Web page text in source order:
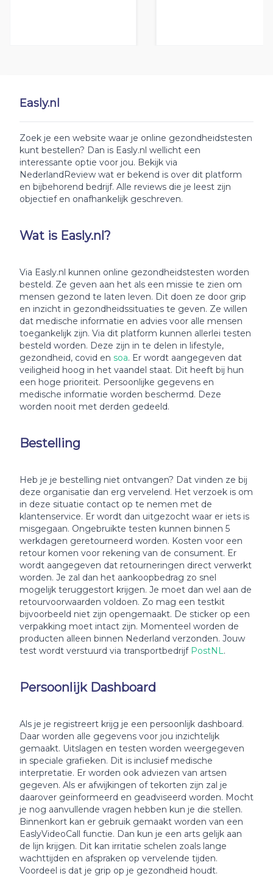
Easly.nl
Zoek je een website waar je online gezondheidstesten
kunt bestellen? Dan is Easly.nl wellicht een
interessante optie voor jou. Bekijk via
NederlandReview wat er bekend is over dit platform
en bijbehorend bedrijf. Alle reviews die je leest zijn
objectief en onafhankelijk geschreven.
Wat is Easly.nl?
Via Easly.nl kunnen online gezondheidstesten worden
besteld. Ze geven aan het als een missie te zien om
mensen gezond te laten leven. Dit doen ze door grip
en inzicht in gezondheidssituaties te geven. Ze willen
dat medische informatie en advies voor alle mensen
toegankelijk zijn. Via dit platform kunnen allerlei testen
besteld worden. Deze zijn in te delen in lifestyle,
gezondheid, covid en soa. Er wordt aangegeven dat
veiligheid hoog in het vaandel staat. Dit heeft bij hun
een hoge prioriteit. Persoonlijke gegevens en
medische informatie worden beschermd. Deze
worden nooit met derden gedeeld.
Bestelling
Heb je je bestelling niet ontvangen? Dat vinden ze bij
deze organisatie dan erg vervelend. Het verzoek is om
in deze situatie contact op te nemen met de
klantenservice. Er wordt dan uitgezocht waar er iets is
misgegaan. Ongebruikte testen kunnen binnen 5
werkdagen geretourneerd worden. Kosten voor een
retour komen voor rekening van de consument. Er
wordt aangegeven dat retourneringen direct verwerkt
worden. Je zal dan het aankoopbedrag zo snel
mogelijk teruggestort krijgen. Je moet dan wel aan de
retourvoorwaarden voldoen. Zo mag een testkit
bijvoorbeeld niet zijn opengemaakt. De sticker op een
verpakking moet intact zijn. Momenteel worden de
producten alleen binnen Nederland verzonden. Jouw
test wordt verstuurd via transportbedrijf PostNL.
Persoonlijk Dashboard
Als je je registreert krijg je een persoonlijk dashboard.
Daar worden alle gegevens voor jou inzichtelijk
gemaakt. Uitslagen en testen worden weergegeven
in speciale grafieken. Dit is inclusief medische
interpretatie. Er worden ook adviezen van artsen
gegeven. Als er afwijkingen of tekorten zijn zal je
daarover geïnformeerd en geadviseerd worden. Mocht
je nog aanvullende vragen hebben kun je die stellen.
Binnenkort kan er gebruik gemaakt worden van een
EaslyVideoCall functie. Dan kun je een arts gelijk aan
de lijn krijgen. Dit kan irritatie schelen zoals lange
wachttijden en afspraken op vervelende tijden.
Voordeel is dat je grip op je gezondheid houdt.